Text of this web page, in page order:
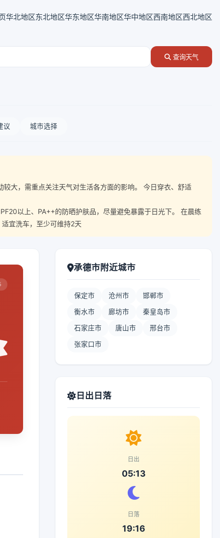
华北地区东北地区华东地区华南地区华中地区西南地区西北地区
查询天气
议 城市选择
大，需重点关注天气对生活各方面的影响。 今日穿衣、舒适
以上、PA++的防晒护肤品，尽量避免暴露于日光下。 在晨练
宜洗车，至少可维持2天
承德市附近城市
保定市 沧州市 邯郸市
衡水市 廊坊市 秦皇岛市
石家庄市 唐山市 邢台市
张家口市
日出日落
日出
05:13
日落
19:16